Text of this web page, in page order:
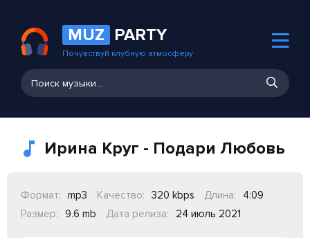
MUZ PARTY
Почувствуй клубную атмосферу
Ирина Круг - Подари Любовь
Формат: mp3 Качество: 320 kbps Длина:
4:09
Размер:
9.6 mb Дата релиза: 24 июль 2021